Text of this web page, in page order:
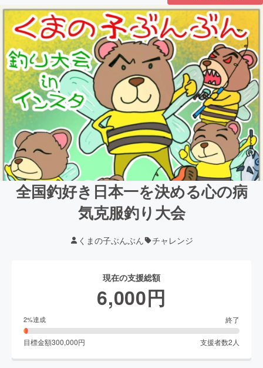
全国釣好き日本一を決める心の病
気克服釣り大会
くまの子ぶんぶん チャレンジ
現在の支援総額
6,000円
2%達成 終了
目標金額300,000円 支援者数2 人